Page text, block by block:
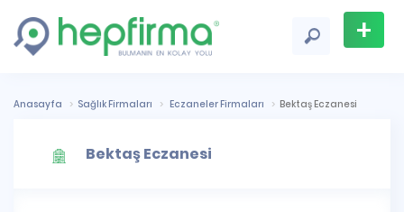
+
Ekle
Anasayfa Sağlık Firmaları Eczaneler Firmaları Bektaş Eczanesi
Bektaş Eczanesi